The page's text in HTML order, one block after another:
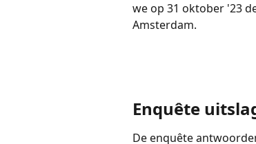
we op 31 oktober '23
Amsterdam.
Enquête
De enquête